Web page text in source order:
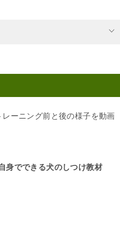
ーニング前と後の様子を動画
身でできる犬のしつけ教材